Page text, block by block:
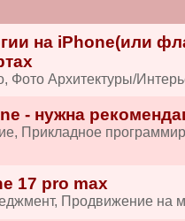
на iPhone(или
Фото Архитектуры/
- нужна
Прикладное
17 pro max
Продвижение на